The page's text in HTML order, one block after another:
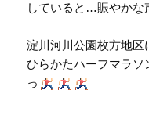
していると…賑やかな
淀川河川公園枚方地区
ひらかたハーフマラ
っ